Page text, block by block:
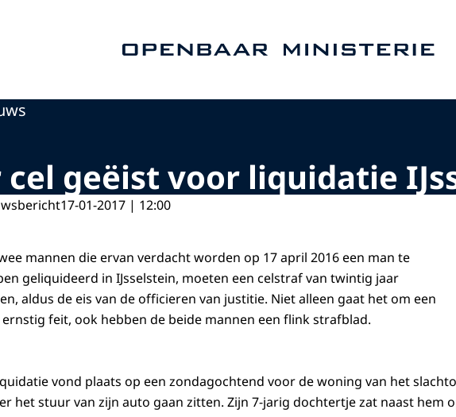
geëist voor liquidatie
17-01-2017 | 12:00
mannen die ervan verdacht worden op 17 april 2016 een man te
geliquideerd in IJsselstein, moeten een celstraf van twintig jaar
aldus de eis van de officieren van justitie. Niet alleen gaat het om een
feit, ook hebben de beide mannen een flink strafblad.
vond plaats op een zondagochtend voor de woning van het
het stuur van zijn auto gaan zitten. Zijn 7-jarig dochtertje zat naast hem